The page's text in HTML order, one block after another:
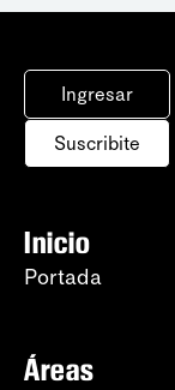
Ingresar
Suscribite
Inicio
Portada
Áreas